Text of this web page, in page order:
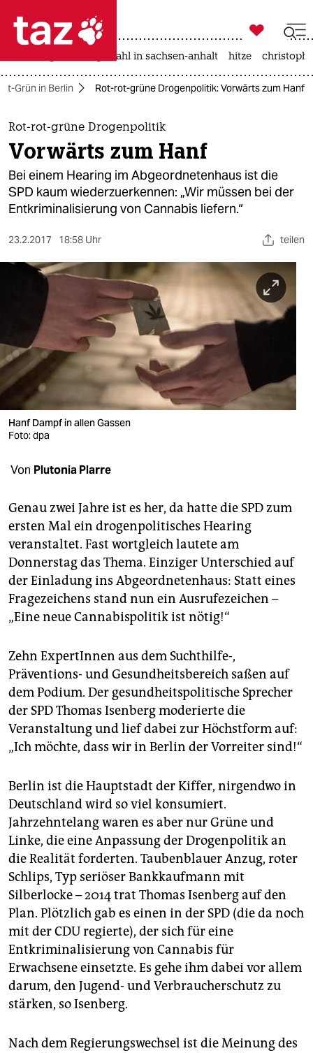
 taz zahl ich
taz zahl ich
themen
politik
öko
berlin
nord
wahrheit
verlag
verlag
veranstaltungen
fragen & hilfe
unterstützen
abo
genossenschaft

taz zahl ich
landtagswahl in sachsen-anhalt hitze
Grün in Berlin Rot-rot-grüne Drogenpolitik: Vorwärts zum Hanf
Rot-rot-grüne Drogenpolitik
Vorwärts zum Hanf
Bei einem Hearing im Abgeordnetenhaus ist die
SPD kaum wiederzuerkennen: „Wir müssen bei der
Entkriminalisierung von Cannabis liefern.“
23.2.2017 18:58 Uhr teilen
Hanf Dampf in allen Gassen
Foto: dpa
Von Plutonia Plarre
Genau zwei Jahre ist es her, da hatte die SPD zum
ersten Mal ein drogenpolitisches Hearing
veranstaltet. Fast wortgleich lautete am
Donnerstag das Thema. Einziger Unterschied auf
der Einladung ins Abgeordnetenhaus: Statt eines
Fragezeichens stand nun ein Ausrufezeichen –
„Eine neue Cannabispolitik ist nötig!“
Zehn ExpertInnen aus dem Suchthilfe-,
Präventions- und Gesundheitsbereich saßen auf
dem Podium. Der gesundheitspolitische Sprecher
der SPD Thomas Isenberg moderierte die
Veranstaltung und lief dabei zur Höchstform auf:
„Ich möchte, dass wir in Berlin der Vorreiter sind!“
Berlin ist die Hauptstadt der Kiffer, nirgendwo in
Deutschland wird so viel konsumiert.
Jahrzehntelang waren es aber nur Grüne und
Linke, die eine Anpassung der Drogenpolitik an
die Realität forderten. Taubenblauer Anzug, roter
Schlips, Typ seriöser Bankkaufmann mit
Silberlocke – 2014 trat Thomas Isenberg auf den
Plan. Plötzlich gab es einen in der SPD (die da noch
mit der CDU regierte), der sich für eine
Entkriminalisierung von Cannabis für
Erwachsene einsetzte. Es gehe ihm dabei vor allem
darum, den Jugend- und Verbraucherschutz zu
stärken, so Isenberg.
Nach dem Regierungswechsel ist die Meinung des